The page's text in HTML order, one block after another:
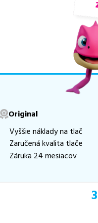
Original
Vyššie náklady na tlač
Zaručená kvalita tlače
Záruka 24 mesiacov